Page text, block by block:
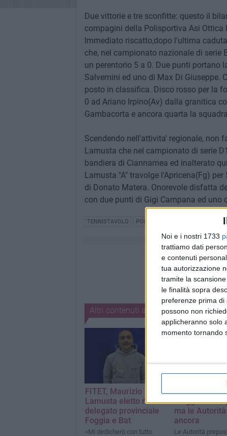
Noi e i nostri 1733
trattiamo dati
e contenuti
tua autorizzazione
tramite la
le finalità sopra
preferenze prima di
possono non
applicheranno solo
momento tornando
Due vittorie e tre sconfitte: questo il
compagini della Polisportiva Asi
Immediato riscatto,dopo l'ultima
che, nel campionato nazionale di serie
un perentorio 5 a 0. Due punti portano
Salvemini ed uno di Max Di Giuseppe.
posto in classifica. Disco rosso per la
0 ad Ariano Irpino(Av) dalla granitica
Gambacorta e ancora quarta la
Scendendo nell'attivita' regionale, non
Lamusta che nel campionato di serie
bandiera di Ciannamea ed inalterato
Lamusta "A" travolge l'Apricena(Fg)
di Donato Matera. Onorevole disfatta
con due punti di Gigi Campana ed uno
TENNISTAVOLO POLISPORTIVA DILETTANTISTICA
Altri contenuti a tema
FITET, Maurizio
Lamusta eletto nuovo
delegato provinciale
Foggia e Bat
«Mi dedicherò con tutto
Tennistavolo,
maggio è alle
ma le
ancora
Le Autorità